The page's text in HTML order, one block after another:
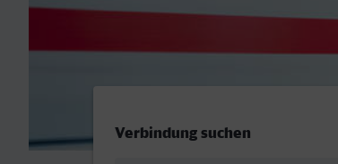
Verbindung suchen